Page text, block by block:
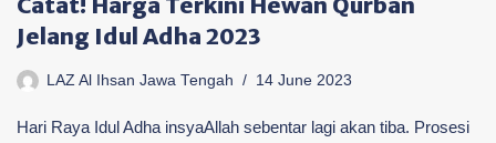
Jelang Idul Adha 2023
LAZ Al Ihsan Jawa Tengah 14 June 2023
Hari Raya Idul Adha insyaAllah sebentar lagi akan tiba. Prosesi